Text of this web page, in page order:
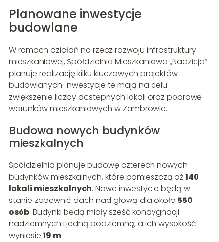
Planowane inwestycje
budowlane
W ramach działań na rzecz rozwoju infrastruktury
mieszkaniowej, Spółdzielnia Mieszkaniowa „Nadzieja”
planuje realizację kilku kluczowych projektów
budowlanych. Inwestycje te mają na celu
zwiększenie liczby dostępnych lokali oraz poprawę
warunków mieszkaniowych w Zambrowie.
Budowa nowych budynków
mieszkalnych
Spółdzielnia planuje budowę czterech nowych
budynków mieszkalnych, które pomieszczą aż140
lokali mieszkalnych. Nowe inwestycje będą w
stanie zapewnić dach nad głową dla około 550
osób. Budynki będą miały sześć kondygnacji
nadziemnych i jedną podziemną, a ich wysokość
wyniesie 19 m.